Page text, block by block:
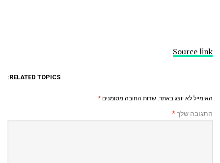
Source link
RELATED TOPICS:
האימייל לא יוצג באתר. שדות החובה מסומנים *
התגובה שלך*